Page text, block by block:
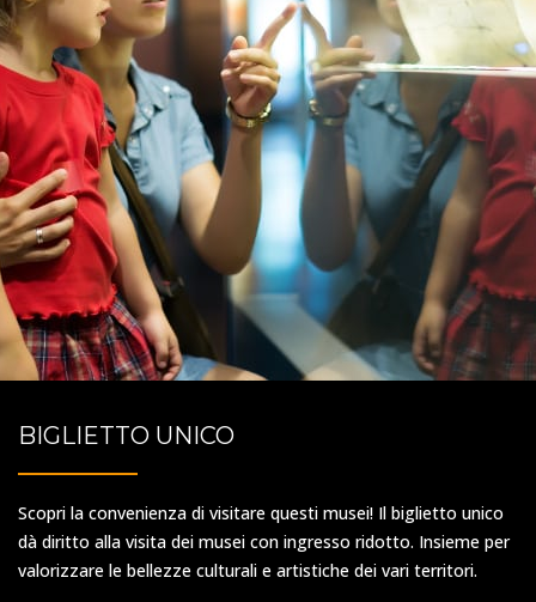
BIGLIETTO UNICO
Scopri la convenienza di visitare questi musei! Il biglietto unico
dà diritto alla visita dei musei con ingresso ridotto. Insieme per
valorizzare le bellezze culturali e artistiche dei vari territori.